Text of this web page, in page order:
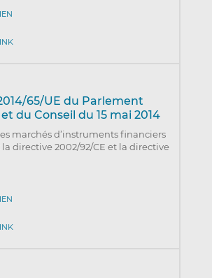
65/UE du Parlement
du Conseil du 15 mai 2014
marchés d’instruments financiers
directive 2002/92/CE et la directive